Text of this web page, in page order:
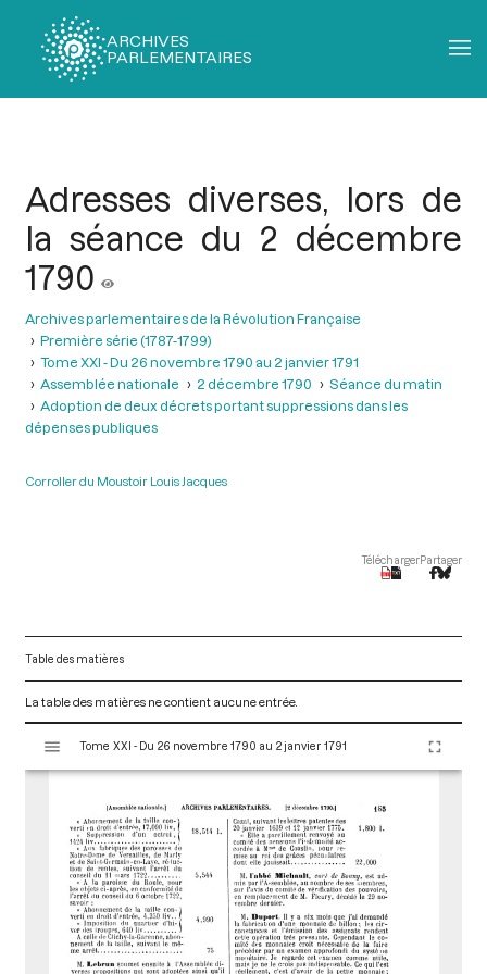
ARCHIVES
PARLEMENTAIRES
Adresses diverses, lors de
la séance du 2 décembre
1790
Archives parlementaires de la Révolution Française
Première série (1787-1799)
Tome XXI - Du 26 novembre 1790 au 2 janvier 1791
Assemblée nationale
2 décembre 1790
Séance du matin
Adoption de deux décrets portant suppressions dans les
dépenses publiques
Corroller du Moustoir Louis Jacques
TéléchargerPartager
Table des matières
La table des matières ne contient aucune entrée.
s
Tome XXI - Du 26 novembre 1790 au 2 janvier 1791